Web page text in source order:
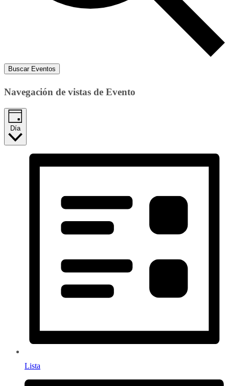
Buscar Eventos
Navegación de vistas de Evento
Día
Lista